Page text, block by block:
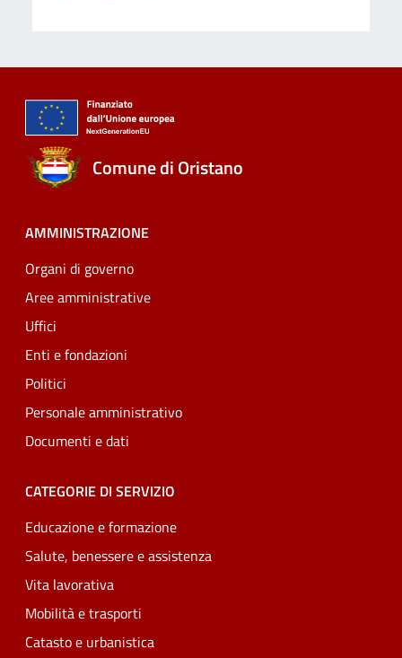
Comune di Oristano
AMMINISTRAZIONE
Organi di governo
Aree amministrative
Uffici
Enti e fondazioni
Politici
Personale amministrativo
Documenti e dati
CATEGORIE DI SERVIZIO
Educazione e formazione
Salute, benessere e assistenza
Vita lavorativa
Mobilità e trasporti
Catasto e urbanistica